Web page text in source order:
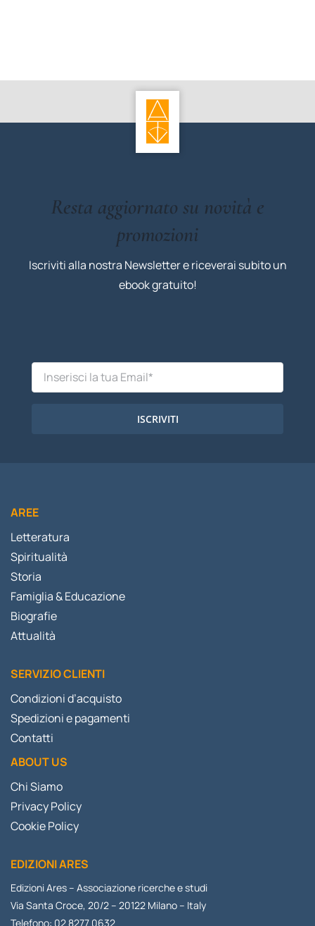
Resta aggiornato su novità e
promozioni
Iscriviti alla nostra Newsletter e riceverai subito un
ebook gratuito!
ISCRIVITI
AREE
Letteratura
Spiritualità
Storia
Famiglia & Educazione
Biografie
Attualità
SERVIZIO CLIENTI
Condizioni d’acquisto
Spedizioni e pagamenti
Contatti
ABOUT US
Chi Siamo
Privacy Policy
Cookie Policy
EDIZIONI ARES
Edizioni Ares – Associazione ricerche e studi
Via Santa Croce, 20/2 – 20122 Milano – Italy
Telefono: 02 8277 0632